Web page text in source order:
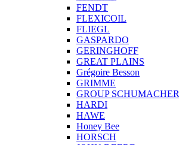
FENDT
FLEXICOIL
FLIEGL
GASPARDO
GERINGHOFF
GREAT PLAINS
Grégoire Besson
GRIMME
GROUP SCHUMACHER
HARDI
HAWE
Honey Bee
HORSCH